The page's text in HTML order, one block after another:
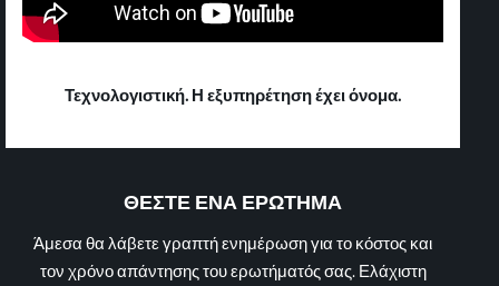
Τεχνολογιστική. Η εξυπηρέτηση έχει όνομα.
ΘΕΣΤΕ ΕΝΑ ΕΡΩΤΗΜΑ
Άμεσα θα λάβετε γραπτή ενημέρωση για το κόστος και
τον χρόνο απάντησης του ερωτήματός σας. Ελάχιστη